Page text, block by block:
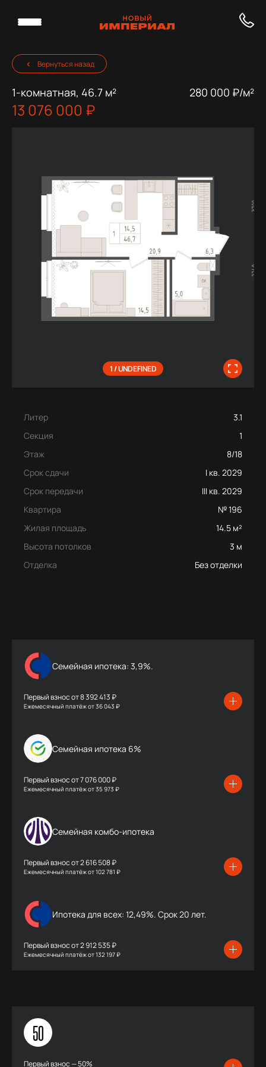
Вернуться назад
1-комнатная, 46.7 м² 280 000 ₽/м²
13 076 000 ₽
1 / UNDEFINED
Литер
3.1
Секция
1
Этаж
8/18
Срок сдачи
I кв. 2029
Срок передачи
III кв. 2029
Квартира
№ 196
Жилая площадь
14.5 м²
Высота потолков
3 м
Отделка
Без отделки
Семейная ипотека: 3,9%.
Первый взнос от8 392 413 ₽
Ежемесячный платёжот36 043 ₽
Семейная ипотека 6%
Первый взнос от7 076 000 ₽
Ежемесячный платёжот35 973 ₽
Семейная комбо-ипотека
Первый взнос от2 616 508 ₽
Ежемесячный платёжот102 781 ₽
Ипотека для всех: 12,49%. Срок 20 лет.
Первый взнос от2 912 535 ₽
Ежемесячный платёжот132 197 ₽
50
Первый взнос — 50%